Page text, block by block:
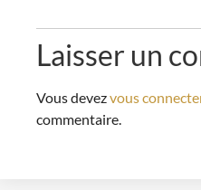
Laisser un
Vous devezvous
commentaire.